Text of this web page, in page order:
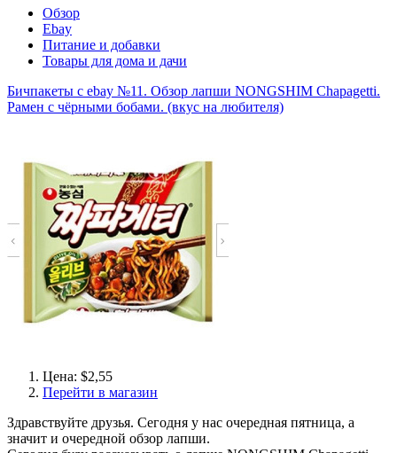
Обзор
Ebay
Питание и добавки
Товары для дома и дачи
Бичпакеты с ebay №11. Обзор лапши NONGSHIM Chapagetti.
Рамен с чёрными бобами. (вкус на любителя)
Цена: $2,55
Перейти в магазин
Здравствуйте друзья. Сегодня у нас очередная пятница, а
значит и очередной обзор лапши.